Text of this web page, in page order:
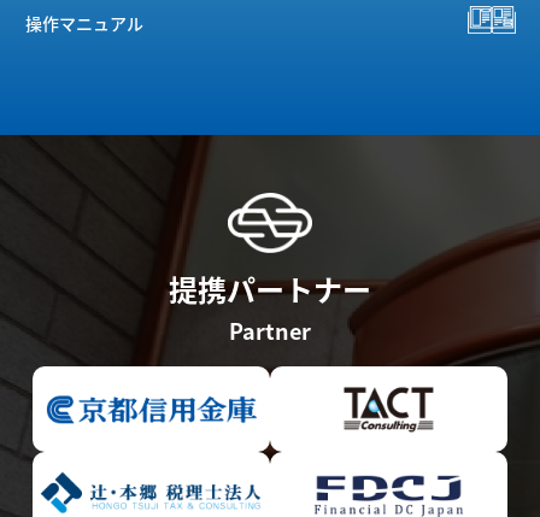
操作マニュアル
提携パートナー
Partner